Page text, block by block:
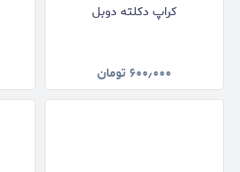
کراپ دکلته دوبل
۶۰۰٫۰۰۰تومان